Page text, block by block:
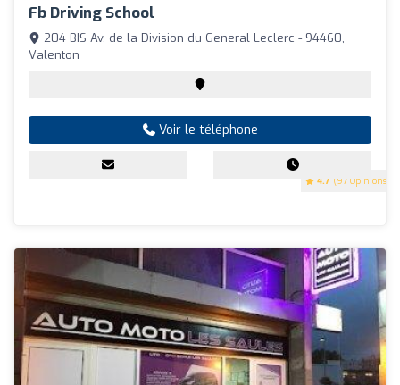
Fb Driving School
4.7 (97 Opinions)
204 BIS Av. de la Division du General Leclerc - 94460,
Valenton
Voir le téléphone